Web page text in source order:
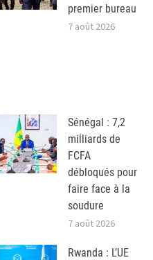
premier bureau
7 août 2026
Sénégal : 7,2
milliards de
FCFA
débloqués pour
faire face à la
soudure
7 août 2026
Rwanda : L’UE